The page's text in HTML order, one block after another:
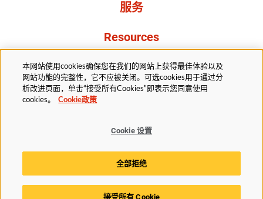
服务
Resources
关于我们
法务部 隐私声明 无障碍
Cookie政策
Cookie 设置
© 2025赫斯基科技版权所有。
本网站使用cookies确保您在我们的网站上获得最佳体验以及
网站功能的完整性，它不应被关闭。可选cookies用于通过分
析改进页面，单击“接受所有Cookies”即表示您同意使用
cookies。
Cookie政策
Cookie 设置
全部拒绝
接受所有 Cookie